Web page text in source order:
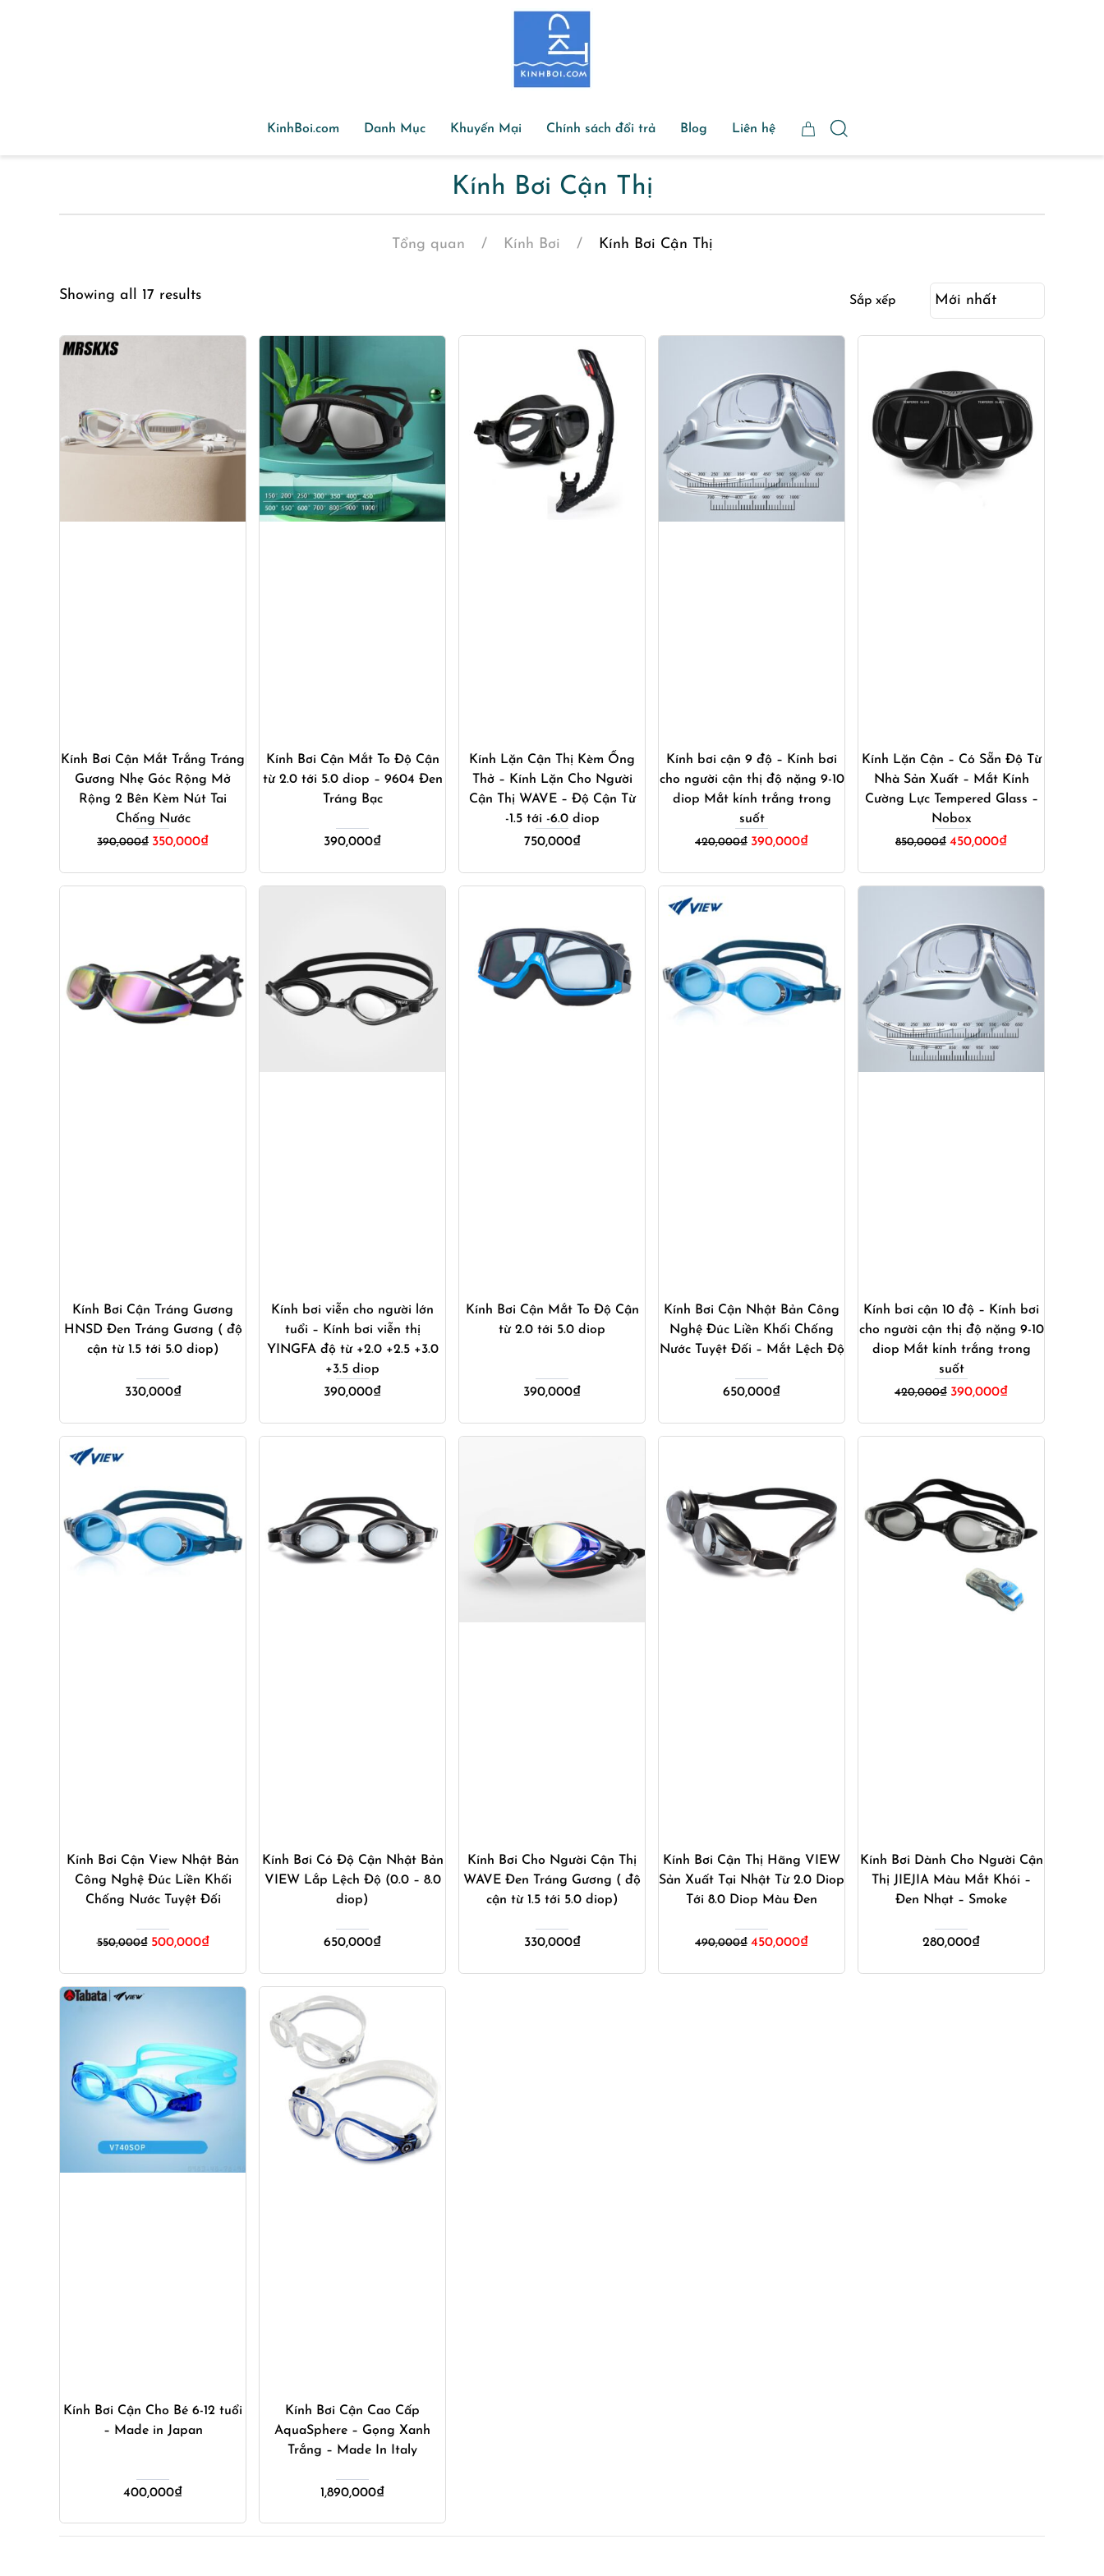
KinhBoi.com Danh Mục Khuyến Mại Chính sách đổi trả Blog Liên hệ
Kính Bơi Cận Thị
Tổng quan Kính Bơi Kính Bơi Cận Thị
Showing all 17 results Sắp xếp
Kính Bơi Cận Mắt Trắng Tráng
Gương Nhẹ Góc Rộng Mở
Rộng 2 Bên Kèm Nút Tai
Chống Nước
390,000₫ Giá
là:
390,000₫.
350,000₫Giá
tại
là:
Kính Bơi Cận Mắt To Độ Cận
từ 2.0 tới 5.0 diop – 9604 Đen
Tráng Bạc
390,000₫
Kính Lặn Cận Thị Kèm Ống
Thở – Kính Lặn Cho Người
Cận Thị WAVE – Độ Cận Từ
-1.5 tới -6.0 diop
750,000₫
Kính bơi cận 9 độ – Kính bơi
cho người cận thị độ nặng 9-10
diop Mắt kính trắng trong
suốt
420,000₫ Giá
là:
420,000₫.
390,000₫Giá
tại
là:
Kính Lặn Cận – Có Sẵn Độ Từ
Nhà Sản Xuất – Mắt Kính
Cường Lực Tempered Glass –
Nobox
850,000₫ Giá
là:
850,000₫.
450,000₫Giá
tại
là:
Kính Bơi Cận Tráng Gương
HNSD Đen Tráng Gương ( độ
cận từ 1.5 tới 5.0 diop)
330,000₫
Kính bơi viễn cho người lớn
tuổi – Kính bơi viễn thị
YINGFA độ từ +2.0 +2.5 +3.0
+3.5 diop
390,000₫
Kính Bơi Cận Mắt To Độ Cận
từ 2.0 tới 5.0 diop
390,000₫
Kính Bơi Cận Nhật Bản Công
Nghệ Đúc Liền Khối Chống
Nước Tuyệt Đối – Mắt Lệch Độ
650,000₫
Kính bơi cận 10 độ – Kính bơi
cho người cận thị độ nặng 9-10
diop Mắt kính trắng trong
suốt
420,000₫ Giá
là:
420,000₫.
390,000₫Giá
tại
là:
Kính Bơi Cận View Nhật Bản
Công Nghệ Đúc Liền Khối
Chống Nước Tuyệt Đối
550,000₫ Giá
là:
550,000₫.
500,000₫Giá
tại
là:
Kính Bơi Có Độ Cận Nhật Bản
VIEW Lắp Lệch Độ (0.0 – 8.0
diop)
650,000₫
Kính Bơi Cho Người Cận Thị
WAVE Đen Tráng Gương ( độ
cận từ 1.5 tới 5.0 diop)
330,000₫
Kính Bơi Cận Thị Hãng VIEW
Sản Xuất Tại Nhật Từ 2.0 Diop
Tới 8.0 Diop Màu Đen
490,000₫ Giá
là:
450,000₫Giá
tại
Kính Bơi Dành Cho Người Cận
Thị JIEJIA Màu Mắt Khói –
Đen Nhạt – Smoke
280,000₫
Kính Bơi Cận Cho Bé 6-12 tuổi
– Made in Japan
400,000₫
Kính Bơi Cận Cao Cấp
AquaSphere – Gọng Xanh
Trắng – Made In Italy
1,890,000₫